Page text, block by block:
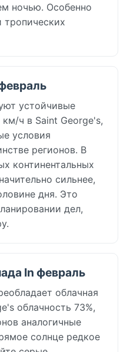
ночью. Особенно
устойчивые
ч в Saint George's,
условия
регионов. В
континентальных
сильнее,
дня. Это
дел,
In февраль
облачная
облачность 73%,
аналогичные
солнце редкое